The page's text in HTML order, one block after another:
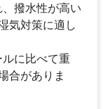
撥水性が高い
気対策に適し
ルに比べて重
合がありま